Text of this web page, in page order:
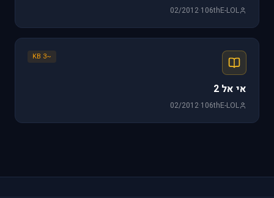
106thE-LOL
·
02/2012
~3 KB
אי אל 2
106thE-LOL
·
02/2012